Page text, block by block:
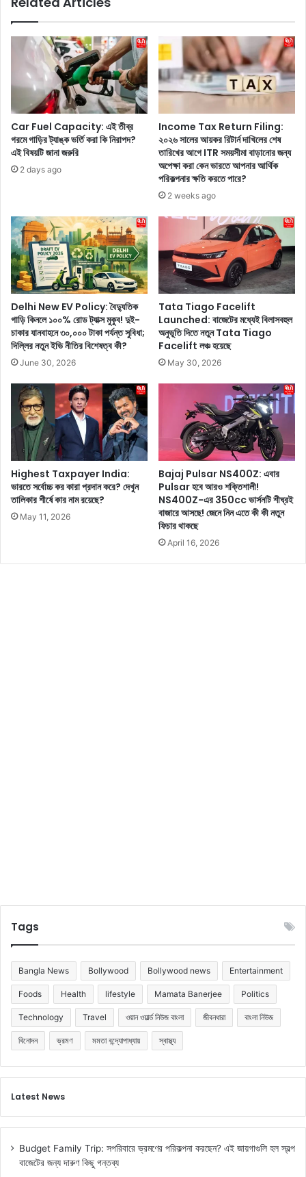
র
হ
বে
এ
কা
ধি
গে
র
ফাঁ
দে
!
স
ম
য়
থা
ক
তে
না
ড়
র
ম
তা
র
মে
A
C
চা
লু
ক
রা
র
আ
গে
শ্য
এ
কা
জ
গু
লি
ক
Car Fuel Capacity: এই তীব্র
গরমে গাড়ির ট্যাঙ্ক ভর্তি করা কি নিরাপদ?
এই বিষয়টি জানা জরুরি
2 days ago
Income Tax Return Filing:
২০২৬ সালের আয়কর রিটার্ন দাখিলের শেষ
তারিখের আগে ITR সময়সীমা বাড়ানোর জন্য
অপেক্ষা করা কেন ভারতে আপনার আর্থিক
পরিকল্পনার ক্ষতি করতে পারে?
2 weeks ago
Delhi New EV Policy: বৈদ্যুতিক
গাড়ি কিনলে ১০০% রোড ট্যাক্স মুকুব! দুই-
চাকার যানবাহনে ৩০,০০০ টাকা পর্যন্ত সুবিধা;
দিল্লির নতুন ইভি নীতির বিশেষত্ব কী?
June 30, 2026
Tata Tiago Facelift
Launched: বাজেটের মধ্যেই বিলাসবহুল
অনুভূতি দিতে নতুন Tata Tiago
Facelift লঞ্চ হয়েছে
May 30, 2026
Highest Taxpayer India:
ভারতে সর্বোচ্চ কর কারা প্রদান করে? দেখুন
তালিকার শীর্ষে কার নাম রয়েছে?
May 11, 2026
Bajaj Pulsar NS400Z: এবার
Pulsar হবে আরও শক্তিশালী!
NS400Z-এর 350cc ভার্সনটি শীঘ্রই
বাজারে আসছে! জেনে নিন এতে কী কী নতুন
ফিচার থাকছে
April 16, 2026
Tags
Bangla News Bollywood Bollywood news Entertainment
Foods Health lifestyle Mamata Banerjee Politics
Technology Travel ওয়ান ওয়ার্ল্ড নিউজ বাংলা জীবনধারা বাংলা নিউজ
বিনোদন ভ্রমণ মমতা বন্দ্যোপাধ্যায় স্বাস্থ্য
Latest News
Budget Family Trip: সপরিবারে ভ্রমণের পরিকল্পনা করছেন? এই জায়গাগুলি হল স্বল্প
বাজেটের জন্য দারুণ কিছু গন্তব্য